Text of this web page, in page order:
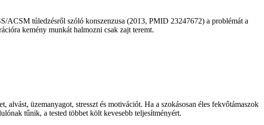
ACSM túledzésről szóló konszenzusa (2013, PMID 23247672) a problémát a
kemény munkát halmozni csak zajt teremt.
alvást, üzemanyagot, stresszt és motivációt. Ha a szokásosan éles fekvőtámaszok
tűnik, a tested többet költ kevesebb teljesítményért.